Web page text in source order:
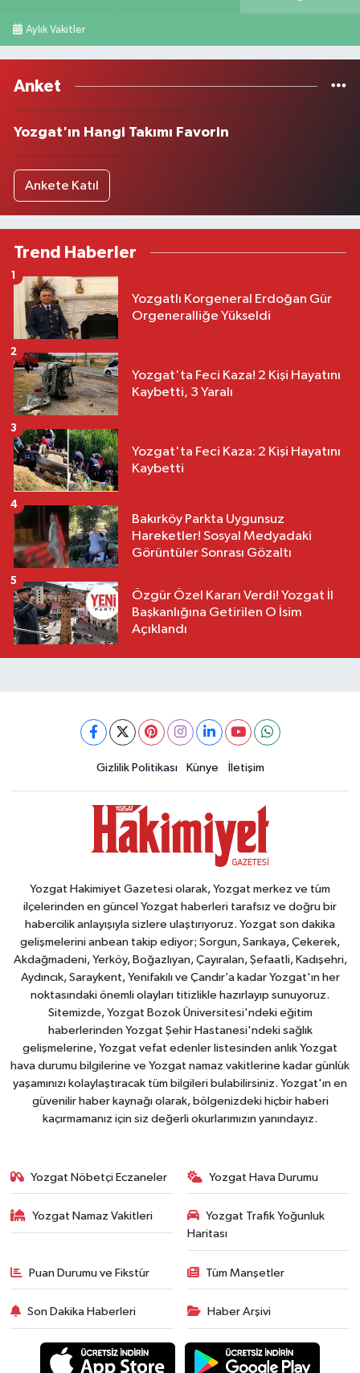
Aylık Vakitler
Anket
Yozgat'ın Hangi Takımı Favorin
Ankete Katıl
Trend Haberler
Yozgatlı Korgeneral Erdoğan Gür
Orgeneralliğe Yükseldi
1
Yozgat'ta Feci Kaza! 2 Kişi Hayatını
Kaybetti, 3 Yaralı
2
Yozgat'ta Feci Kaza: 2 Kişi Hayatını
Kaybetti
3
Bakırköy Parkta Uygunsuz
Hareketler! Sosyal Medyadaki
Görüntüler Sonrası Gözaltı
4
Özgür Özel Kararı Verdi! Yozgat İl
Başkanlığına Getirilen O İsim
Açıklandı
5
Gizlilik Politikası Künye İletişim
Yozgat Hakimiyet Gazetesi olarak, Yozgat merkez ve tüm
ilçelerinden en güncel Yozgat haberleri tarafsız ve doğru bir
habercilik anlayışıyla sizlere ulaştırıyoruz. Yozgat son dakika
gelişmelerini anbean takip ediyor; Sorgun, Sarıkaya, Çekerek,
Akdağmadeni, Yerköy, Boğazlıyan, Çayıralan, Şefaatli, Kadışehri,
Aydıncık, Saraykent, Yenifakılı ve Çandır’a kadar Yozgat'ın her
noktasındaki önemli olayları titizlikle hazırlayıp sunuyoruz.
Sitemizde, Yozgat Bozok Üniversitesi'ndeki eğitim
haberlerinden Yozgat Şehir Hastanesi'ndeki sağlık
gelişmelerine, Yozgat vefat edenler listesinden anlık Yozgat
hava durumu bilgilerine ve Yozgat namaz vakitlerine kadar günlük
yaşamınızı kolaylaştıracak tüm bilgileri bulabilirsiniz. Yozgat'ın en
güvenilir haber kaynağı olarak, bölgenizdeki hiçbir haberi
kaçırmamanız için siz değerli okurlarımızın yanındayız.
Yozgat Nöbetçi Eczaneler Yozgat Hava Durumu
Yozgat Namaz Vakitleri
Yozgat Trafik Yoğunluk
Haritası
Puan Durumu ve Fikstür Tüm Manşetler
Son Dakika Haberleri Haber Arşivi